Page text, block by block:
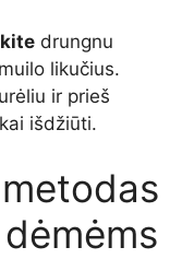
drungnu
likučius.
ir prieš
išdžiūti.